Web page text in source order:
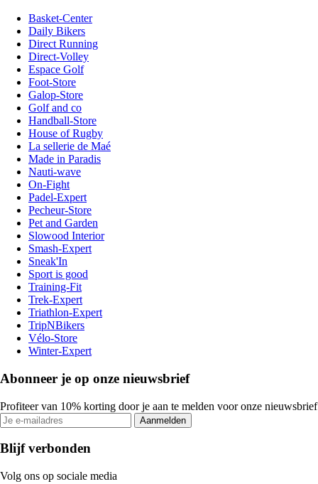
Basket-Center
Daily Bikers
Direct Running
Direct-Volley
Espace Golf
Foot-Store
Galop-Store
Golf and co
Handball-Store
House of Rugby
La sellerie de Maé
Made in Paradis
Nauti-wave
On-Fight
Padel-Expert
Pecheur-Store
Pet and Garden
Slowood Interior
Smash-Expert
Sneak'In
Sport is good
Training-Fit
Trek-Expert
Triathlon-Expert
TripNBikers
Vélo-Store
Winter-Expert
Abonneer je op onze nieuwsbrief
Profiteer van 10% korting door je aan te melden voor onze nieuwsbrief
Aanmelden
Blijf verbonden
Volg ons op sociale media